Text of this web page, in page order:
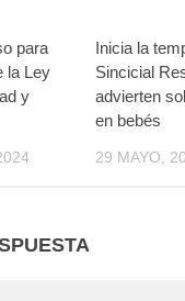
para
la Ley
y
Inicia la
Sincicial
advierten
en bebés
29 MAYO,